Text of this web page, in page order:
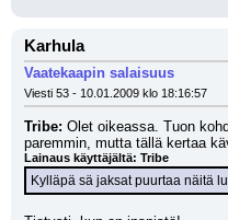
Karhula
Vaatekaapin salaisuus
Viesti 53 - 10.01.2009 klo 18:16:57
Tribe: Olet oikeassa. Tuon
paremmin, mutta tällä kertaa
Lainaus käyttäjältä: Tribe
Kylläpä sä jaksat puurtaa näitä